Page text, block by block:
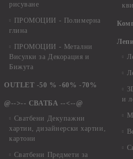
рисуване
ПРОМОЦИИ - Полимерна
глина
ПРОМОЦИИ - Метални
Висулки за Декорация и
Бижута
OUTLET -50 % -60% -70%
@-->-- СВАТБА --<--@
Сватбени Декупажни
хартии, дизайнерски хартии,
картони
Сватбени Предмети за
и